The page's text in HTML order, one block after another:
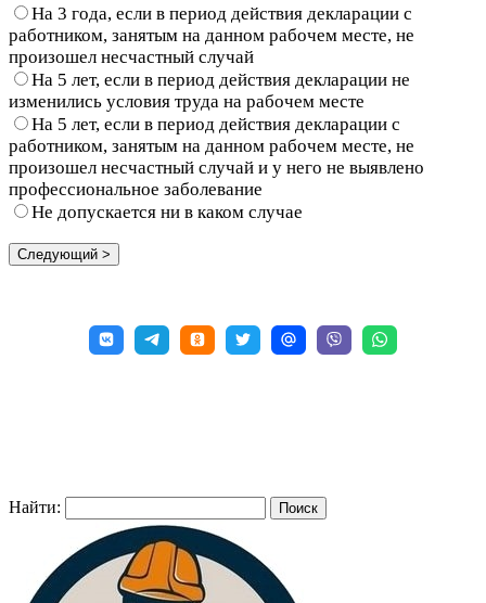
На 3 года, если в период действия декларации с
работником, занятым на данном рабочем месте, не
произошел несчастный случай
На 5 лет, если в период действия декларации не
изменились условия труда на рабочем месте
На 5 лет, если в период действия декларации с
работником, занятым на данном рабочем месте, не
произошел несчастный случай и у него не выявлено
профессиональное заболевание
Не допускается ни в каком случае
Найти: